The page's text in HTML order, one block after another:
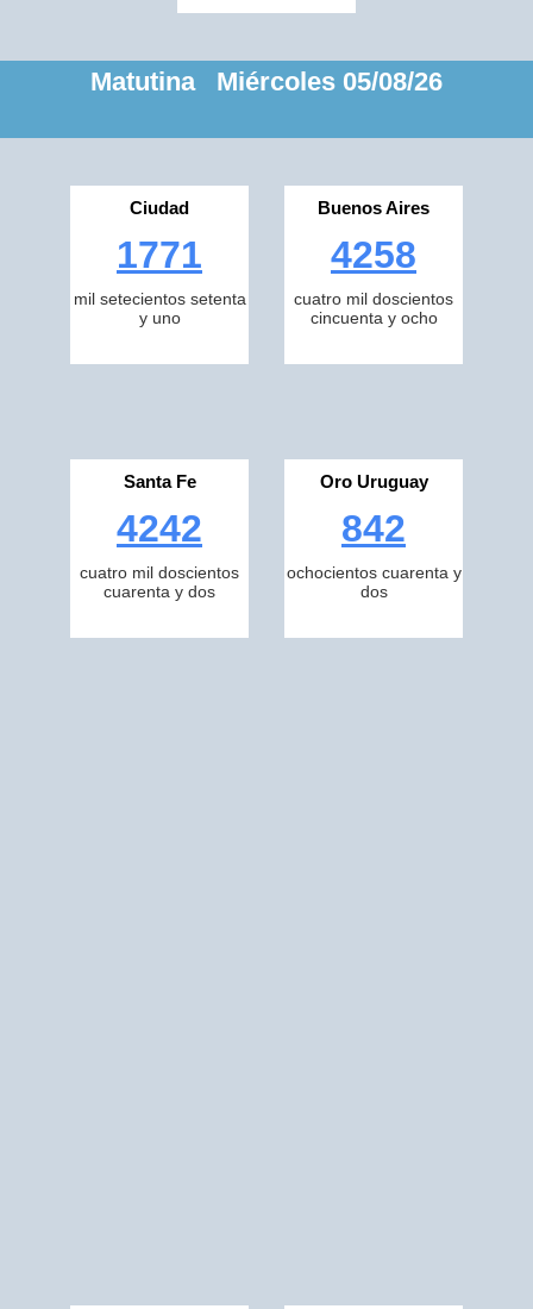
Matutina Miércoles 05/08/26
Ciudad
1771
mil setecientos setenta
y uno
Buenos Aires
4258
cuatro mil doscientos
cincuenta y ocho
Santa Fe
4242
cuatro mil doscientos
cuarenta y dos
Oro Uruguay
842
ochocientos cuarenta y
dos